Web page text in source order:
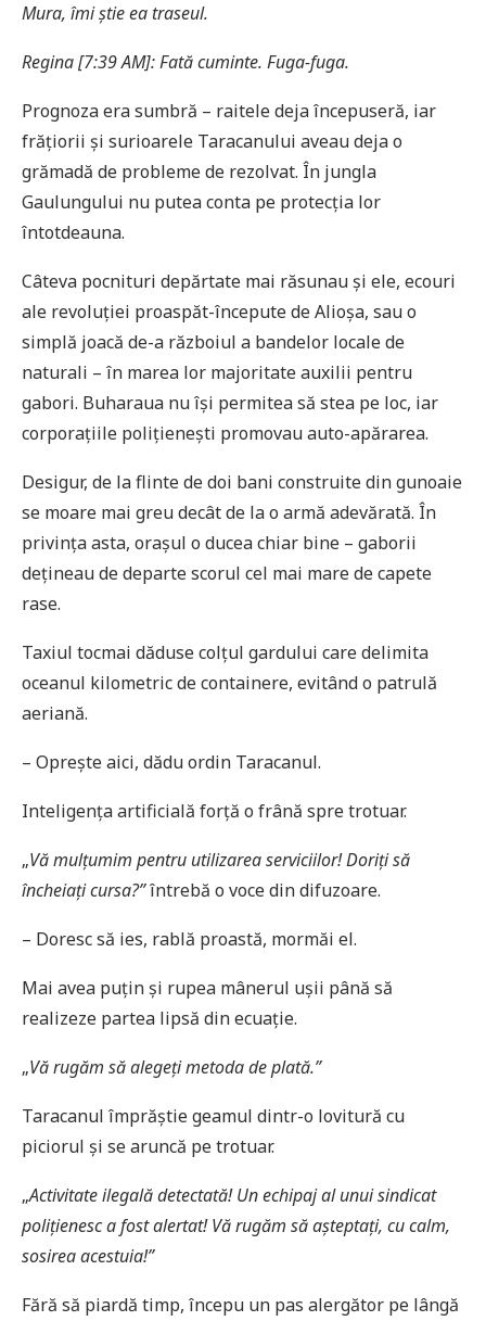
Mura, îmi știe ea traseul.
Regina [7:39 AM]: Fată cuminte. Fuga-fuga.
Prognoza era sumbră – raitele deja începuseră, iar
frățiorii și surioarele Taracanului aveau deja o
grămadă de probleme de rezolvat. În jungla
Gaulungului nu putea conta pe protecția lor
întotdeauna.
Câteva pocnituri depărtate mai răsunau și ele, ecouri
ale revoluției proaspăt-începute de Alioșa, sau o
simplă joacă de-a războiul a bandelor locale de
naturali – în marea lor majoritate auxilii pentru
gabori. Buharaua nu își permitea să stea pe loc, iar
corporațiile polițienești promovau auto-apărarea.
Desigur, de la flinte de doi bani construite din gunoaie
se moare mai greu decât de la o armă adevărată. În
privința asta, orașul o ducea chiar bine – gaborii
dețineau de departe scorul cel mai mare de capete
rase.
Taxiul tocmai dăduse colțul gardului care delimita
oceanul kilometric de containere, evitând o patrulă
aeriană.
– Oprește aici, dădu ordin Taracanul.
Inteligența artificială forță o frână spre trotuar.
„Vă mulțumim pentru utilizarea serviciilor! Doriți să
încheiați cursa?”întrebă o voce din difuzoare.
– Doresc să ies, rablă proastă, mormăi el.
Mai avea puțin și rupea mânerul ușii până să
realizeze partea lipsă din ecuație.
„Vă rugăm să alegeți metoda de plată.”
Taracanul împrăștie geamul dintr-o lovitură cu
piciorul și se aruncă pe trotuar.
„Activitate ilegală detectată! Un echipaj al unui sindicat
polițienesc a fost alertat! Vă rugăm să așteptați, cu calm,
sosirea acestuia!”
Fără să piardă timp, începu un pas alergător pe lângă